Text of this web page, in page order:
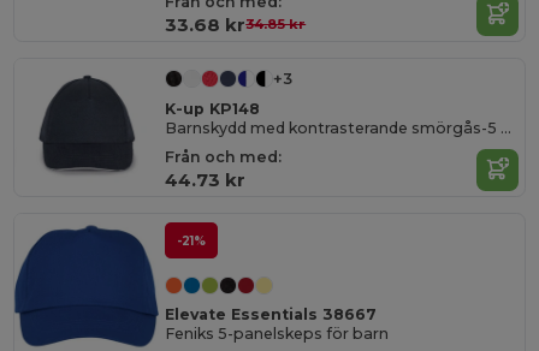
33.68 kr34.85 kr
+3
K-up KP148
Barnskydd med kontrasterande smörgås-5 paneler
Från och med:
44.73 kr
-21%
Elevate Essentials 38667
Feniks 5-panelskeps för barn